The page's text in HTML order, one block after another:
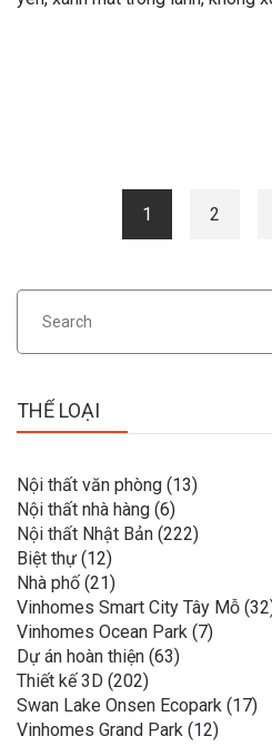
1 2
THỂ LOẠI
Nội thất văn phòng (13)
Nội thất nhà hàng (6)
Nội thất Nhật Bản (222)
Biệt thự (12)
Nhà phố (21)
Vinhomes Smart City Tây Mỗ
Vinhomes Ocean Park (7)
Dự án hoàn thiện (63)
Thiết kế 3D (202)
Swan Lake Onsen Ecopark (17)
Vinhomes Grand Park (12)